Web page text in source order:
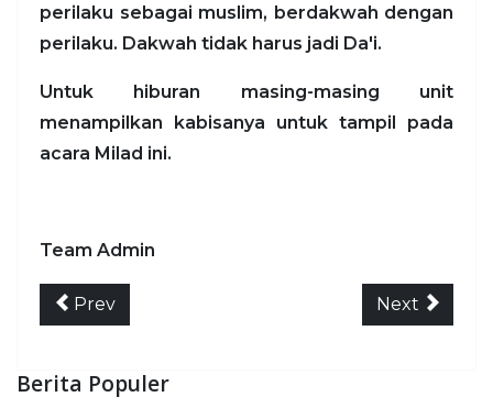
perilaku sebagai muslim, berdakwah dengan
perilaku. Dakwah tidak harus jadi Da'i.
Untuk hiburan masing-masing unit
menampilkan kabisanya untuk tampil pada
acara Milad ini.
Team Admin
Prev Next
Berita Populer